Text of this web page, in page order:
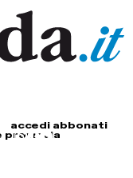
accedi abbonati
provincia